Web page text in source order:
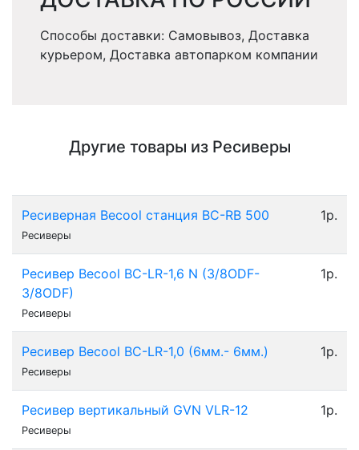
Способы доставки: Самовывоз, Доставка
курьером, Доставка автопарком компании
Другие товары из Ресиверы
Ресиверная Becool станция BC-RB 500
Ресиверы
1р.
Ресивер Becool BC-LR-1,6 N (3/8ODF-
3/8ODF)
Ресиверы
1р.
Ресивер Becool BC-LR-1,0 (6мм.- 6мм.)
Ресиверы
1р.
Ресивер вертикальный GVN VLR-12
Ресиверы
1р.